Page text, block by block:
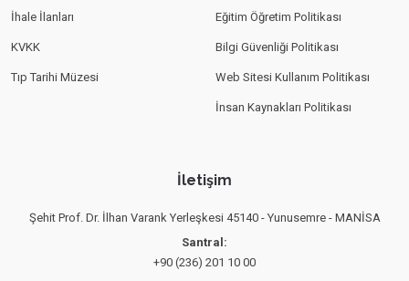
İhale İlanları
KVKK
Tıp Tarihi Müzesi
Eğitim Öğretim Politikası
Bilgi Güvenliği Politikası
Web Sitesi Kullanım Politikası
İnsan Kaynakları Politikası
İletişim
Şehit Prof. Dr. İlhan Varank Yerleşkesi 45140 - Yunusemre - MANİSA
Santral:
+90 (236) 201 10 00